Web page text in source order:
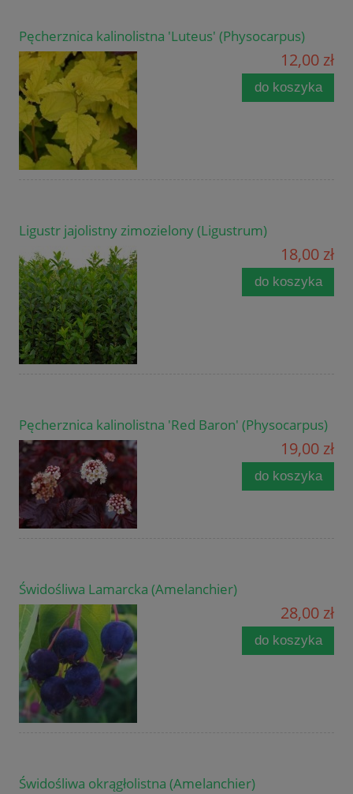
Pęcherznica kalinolistna 'Luteus' (Physocarpus)
12,00 zł
do koszyka
Ligustr jajolistny zimozielony (Ligustrum)
18,00 zł
do koszyka
Pęcherznica kalinolistna 'Red Baron' (Physocarpus)
19,00 zł
do koszyka
Świdośliwa Lamarcka (Amelanchier)
28,00 zł
do koszyka
Świdośliwa okrągłolistna (Amelanchier)